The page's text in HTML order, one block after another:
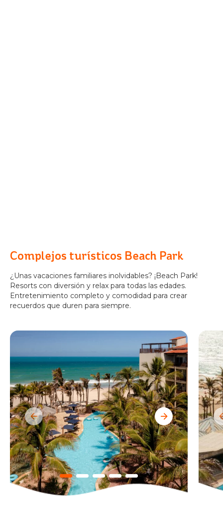
Complejos turísticos Beach Park
¿Unas vacaciones familiares inolvidables? ¡Beach Park!
Resorts con diversión y relax para todas las edades.
Entretenimiento completo y comodidad para crear
recuerdos que duren para siempre.